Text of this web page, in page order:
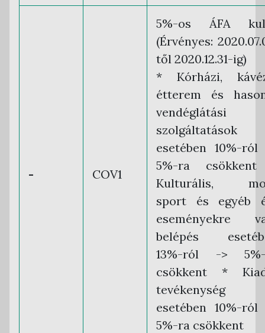
- COV1
5%-os ÁFA
(Érvényes:
től 2020.12.31-ig)
* Kórházi,
étterem és
vendéglátási
szolgáltatások
esetében 10%-ról
5%-ra
Kulturális,
sport és egyéb
eseményekre
belépés
13%-ról ->
csökkent *
tevékenység
esetében 10%-ról
5%-ra csökkent